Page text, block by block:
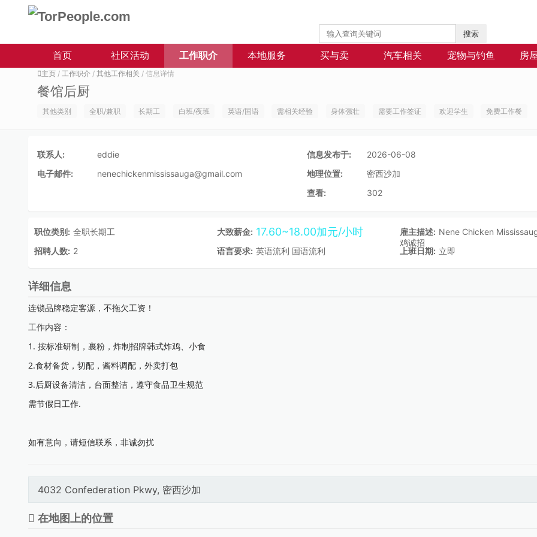
搜索
首页 社区活动 工作职介 本地服务 买与卖 汽车相关 宠物与钓鱼 房
主页 / 工作职介 / 其他工作相关 / 信息详情
餐馆后厨
其他类别 全职/兼职 长期工 白班/夜班 英语/国语 需相关经验 身体强壮 需要工作签证 欢迎学生 免费工作餐
联系人:
eddie
电子邮件:
nenechickenmississauga@gmail.com
信息发布于:
2026-06-08
地理位置:
密西沙加
查看:
302
职位类别: 全职长期工 大致薪金: 17.60~18.00加元/小时 雇主描述: Nene Chicken
鸡诚招
招聘人数: 2 语言要求: 英语流利 国语流利 上班日期: 立即
详细信息
连锁品牌稳定客源，不拖欠工资！
工作内容：
1. 按标准研制，裹粉，炸制招牌韩式炸鸡、小食
2.食材备货，切配，酱料调配，外卖打包
3.后厨设备清洁，台面整洁，遵守食品卫生规范
需节假日工作.
如有意向，请短信联系，非诚勿扰
4032 Confederation Pkwy, 密西沙加
在地图上的位置